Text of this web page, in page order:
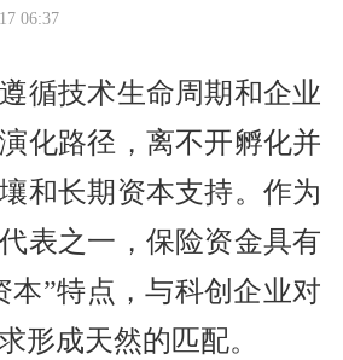
06:37
循技术生命周期和企业
化路径，离不开孵化并
和长期资本支持。作为
表之一，保险资金具有
本”特点，与科创企业对
形成天然的匹配。